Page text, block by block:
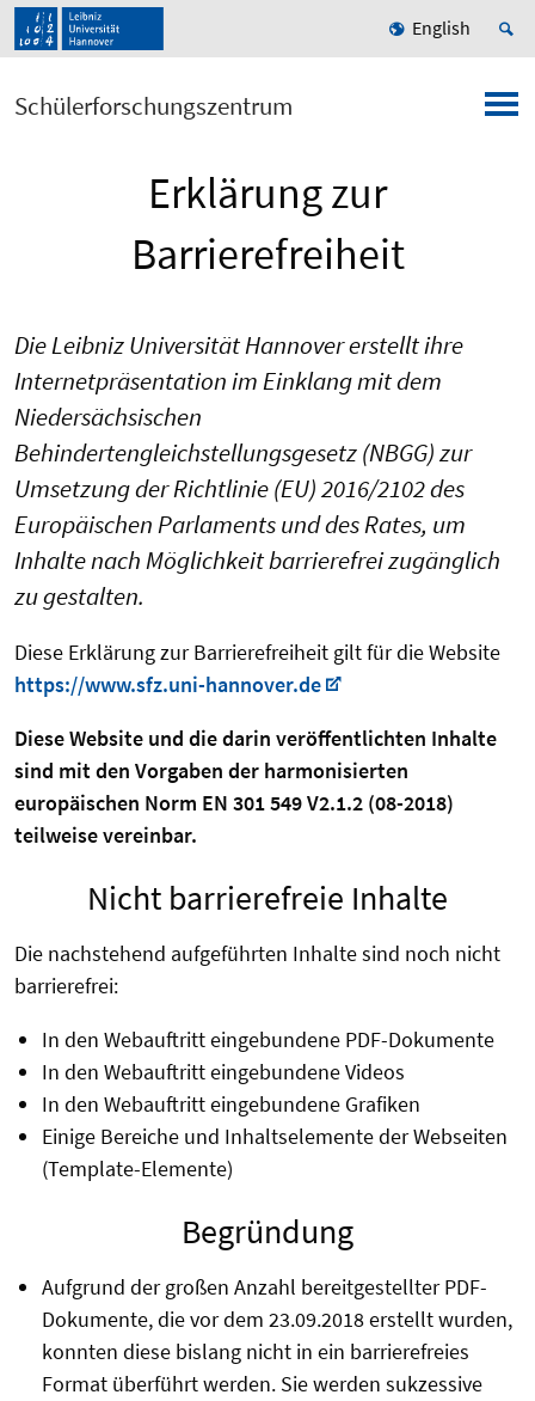
English
Schülerforschungszentrum
Erklärung zur
Barrierefreiheit
Die Leibniz Universität Hannover erstellt ihre
Internetpräsentation im Einklang mit dem
Niedersächsischen
Behindertengleichstellungsgesetz (NBGG) zur
Umsetzung der Richtlinie (EU) 2016/2102 des
Europäischen Parlaments und des Rates, um
Inhalte nach Möglichkeit barrierefrei zugänglich
zu gestalten.
Diese Erklärung zur Barrierefreiheit gilt für die Website
https://www.sfz.uni-hannover.de
Diese Website und die darin veröffentlichten Inhalte
sind mit den Vorgaben der harmonisierten
europäischen Norm EN 301 549 V2.1.2 (08-2018)
teilweise vereinbar.
Nicht barrierefreie Inhalte
Die nachstehend aufgeführten Inhalte sind noch nicht
barrierefrei:
In den Webauftritt eingebundene PDF-Dokumente
In den Webauftritt eingebundene Videos
In den Webauftritt eingebundene Grafiken
Einige Bereiche und Inhaltselemente der Webseiten
(Template-Elemente)
Begründung
Aufgrund der großen Anzahl bereitgestellter PDF-
Dokumente, die vor dem 23.09.2018 erstellt wurden,
konnten diese bislang nicht in ein barrierefreies
Format überführt werden. Sie werden sukzessive